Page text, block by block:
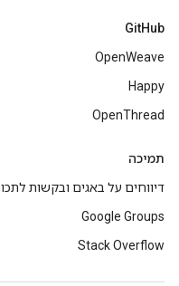
GitHub
OpenWeave
Happy
OpenThread
תמיכה
דיווחים על באגים ובקשות
Google Groups
Stack Overflow